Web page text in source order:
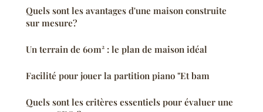
Quels sont les avantages d'une maison construite
sur mesure?
Un terrain de 60m² : le plan de maison idéal
Facilité pour jouer la partition piano "Et bam
Quels sont les critères essentiels pour évaluer une